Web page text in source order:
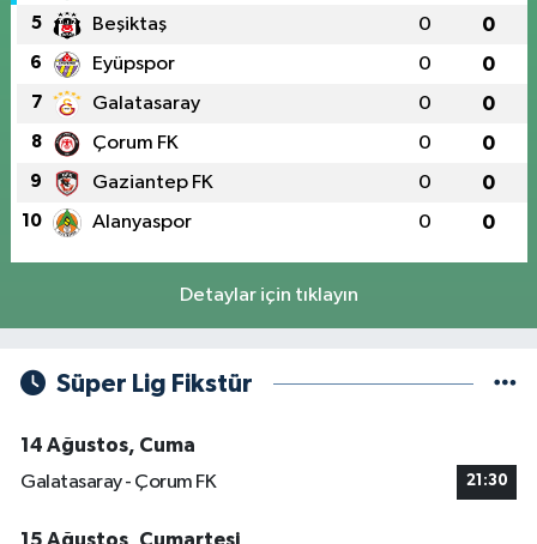
5 Beşiktaş 0 0
6 Eyüpspor 0 0
7 Galatasaray 0 0
8 Çorum FK 0 0
9 Gaziantep FK 0 0
10 Alanyaspor 0 0
Detaylar için tıklayın
Süper Lig Fikstür
14 Ağustos, Cuma
Galatasaray - Çorum FK
21:30
15 Ağustos, Cumartesi